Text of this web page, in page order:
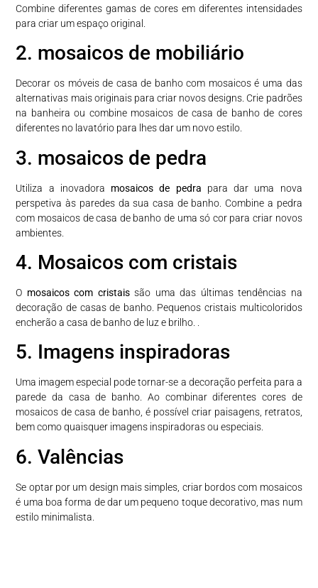
Combine diferentes gamas de cores em diferentes intensidades
para criar um espaço original.
2. mosaicos de mobiliário
Decorar os móveis de casa de banho com mosaicos é uma das
alternativas mais originais para criar novos designs. Crie padrões
na banheira ou combine mosaicos de casa de banho de cores
diferentes no lavatório para lhes dar um novo estilo.
3. mosaicos de pedra
Utiliza a inovadora mosaicos de pedra para dar uma nova
perspetiva às paredes da sua casa de banho. Combine a pedra
com mosaicos de casa de banho de uma só cor para criar novos
ambientes.
4. Mosaicos com cristais
O mosaicos com cristaissão uma das últimas tendências na
decoração de casas de banho. Pequenos cristais multicoloridos
encherão a casa de banho de luz e brilho. .
5. Imagens inspiradoras
Uma imagem especial pode tornar-se a decoração perfeita para a
parede da casa de banho. Ao combinar diferentes cores de
mosaicos de casa de banho, é possível criar paisagens, retratos,
bem como quaisquer imagens inspiradoras ou especiais.
6. Valências
Se optar por um design mais simples, criar bordos com mosaicos
é uma boa forma de dar um pequeno toque decorativo, mas num
estilo minimalista.